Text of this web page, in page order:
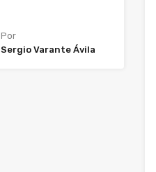
Por
Sergio Varante Ávila